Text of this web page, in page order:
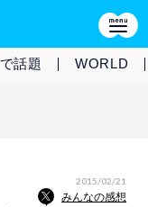
話題 WORLD
2015/02/21
みんなの感想